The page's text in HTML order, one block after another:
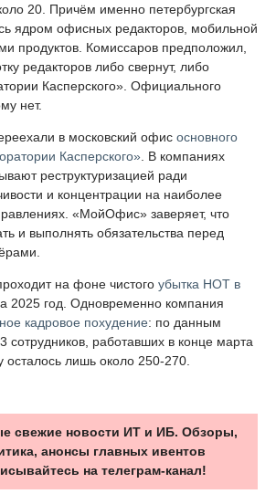
20. Причём именно петербургская
ядром офисных редакторов, мобильной
продуктов. Комиссаров предположил,
редакторов либо свернут, либо
Касперского». Официального
нет.
в московский офис основного
Касперского». В компаниях
реструктуризацией ради
и концентрации на наиболее
«МойОфис» заверяет, что
и выполнять обязательства перед
на фоне чистого убытка НОТ в
2025 год. Одновременно компания
кадровое похудение: по данным
сотрудников, работавших в конце марта
осталось лишь около 250-270.
свежие новости ИТ и ИБ. Обзоры,
анонсы главных ивентов
на телеграм-канал!